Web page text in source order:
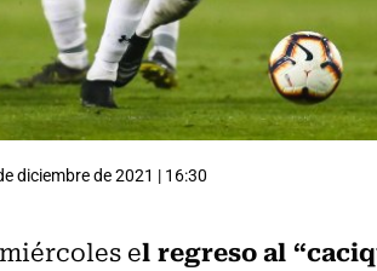
diciembre de 2021 | 16:30
el regreso al